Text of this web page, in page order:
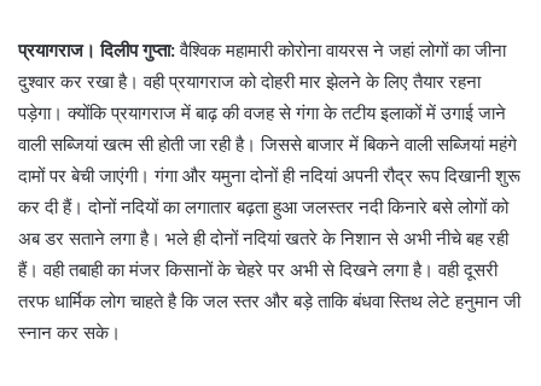
प्रयागराज। दिलीप गुप्ता:वैश्विक महामारी कोरोना वायरस ने जहां लोगों का जीना
दुश्वार कर रखा है। वही प्रयागराज को दोहरी मार झेलने के लिए तैयार रहना
पड़ेगा। क्योंकि प्रयागराज में बाढ़ की वजह से गंगा के तटीय इलाकों में उगाई जाने
वाली सब्जियां खत्म सी होती जा रही है। जिससे बाजार में बिकने वाली सब्जियां महंगे
दामों पर बेची जाएंगी। गंगा और यमुना दोनों ही नदियां अपनी रौद्र रूप दिखानी शुरू
कर दी हैं। दोनों नदियों का लगातार बढ़ता हुआ जलस्तर नदी किनारे बसे लोगों को
अब डर सताने लगा है। भले ही दोनों नदियां खतरे के निशान से अभी नीचे बह रही
हैं। वही तबाही का मंजर किसानों के चेहरे पर अभी से दिखने लगा है। वही दूसरी
तरफ धार्मिक लोग चाहते है कि जल स्तर और बड़े ताकि बंधवा स्तिथ लेटे हनुमान जी
स्नान कर सके।